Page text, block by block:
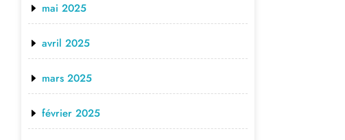
mai 2025
avril 2025
mars 2025
février 2025